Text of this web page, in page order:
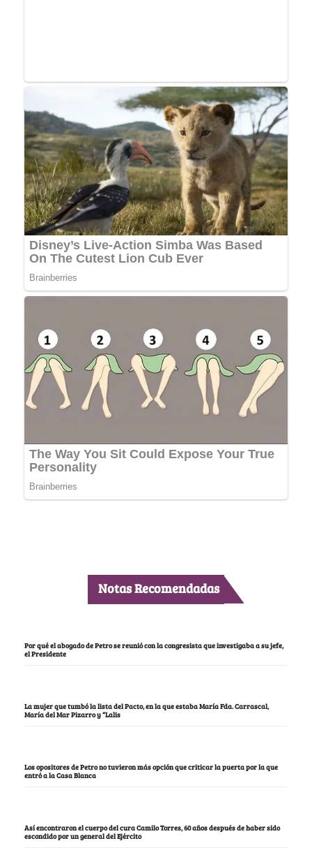
Notas Recomendadas
Por qué el abogado de Petro se reunió con la congresista que investigaba a su jefe,
el Presidente
La mujer que tumbó la lista del Pacto, en la que estaba María Fda. Carrascal,
María del Mar Pizarro y “Lalis
Los opositores de Petro no tuvieron más opción que criticar la puerta por la que
entró a la Casa Blanca
Así encontraron el cuerpo del cura Camilo Torres, 60 años después de haber sido
escondido por un general del Ejército